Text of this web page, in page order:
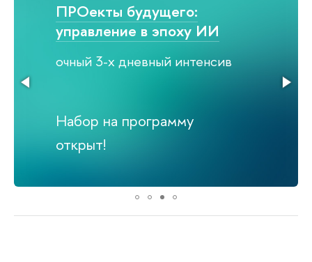
ПРОекты будущего:
управление в эпоху ИИ
очный 3-х дневный интенсив
Набор на программу
открыт!